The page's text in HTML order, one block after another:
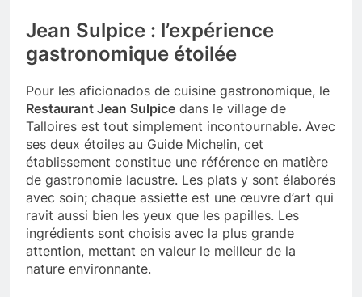
Jean Sulpice : l’expérience
gastronomique étoilée
Pour les aficionados de cuisine gastronomique, le
Restaurant Jean Sulpice dans le village de
Talloires est tout simplement incontournable. Avec
ses deux étoiles au Guide Michelin, cet
établissement constitue une référence en matière
de gastronomie lacustre. Les plats y sont élaborés
avec soin; chaque assiette est une œuvre d’art qui
ravit aussi bien les yeux que les papilles. Les
ingrédients sont choisis avec la plus grande
attention, mettant en valeur le meilleur de la
nature environnante.